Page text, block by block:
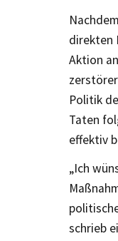
direkten
Aktion
Politik
Taten
effektiv
„Ich
schrieb